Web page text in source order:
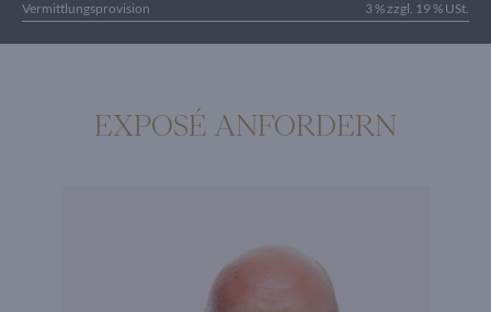
Vermittlungsprovision
3 % zzgl. 19 % USt.
EXPOSÉ ANFORDERN